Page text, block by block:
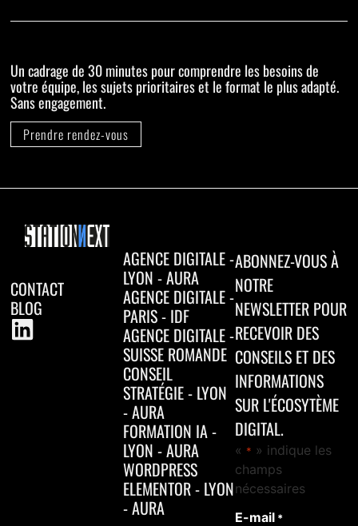
Prendre rendez-vous
Un cadrage de 30 minutes pour comprendre les besoins de
votre équipe, les sujets prioritaires et le format le plus adapté.
Sans engagement.
CONTACT
BLOG
AGENCE DIGITALE -
LYON - AURA
AGENCE DIGITALE -
PARIS - IDF
AGENCE DIGITALE -
SUISSE ROMANDE
CONSEIL
STRATÉGIE - LYON
- AURA
FORMATION IA -
LYON - AURA
WORDPRESS
ELEMENTOR - LYON
- AURA
ABONNEZ-VOUS À
NOTRE
NEWSLETTER POUR
RECEVOIR DES
CONSEILS ET DES
INFORMATIONS
SUR L'ÉCOSYTÈME
DIGITAL.
« * » indique les
champs
nécessaires
E-mail *